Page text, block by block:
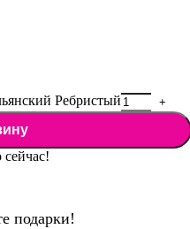
Ребристый
сейчас!
подарки!